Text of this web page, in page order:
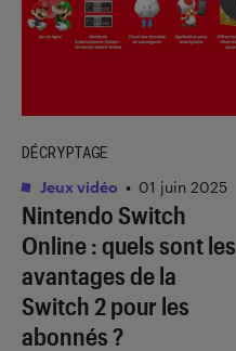
Nintendo Switch
Online : quels sont les
avantages de la
Switch 2 pour les
abonnés ?
DÉCRYPTAGE
Jeux vidéo • 01 juin 2025